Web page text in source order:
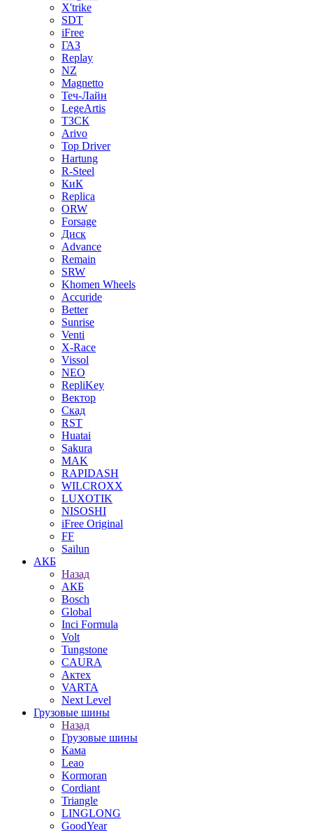
X'trike
SDT
iFree
ГАЗ
Replay
NZ
Magnetto
Теч-Лайн
LegeArtis
ТЗСК
Arivo
Top Driver
Hartung
R-Steel
КиК
Replica
ORW
Forsage
Диск
Advance
Remain
SRW
Khomen Wheels
Accuride
Better
Sunrise
Venti
X-Race
Vissol
NEO
RepliKey
Вектор
Скад
RST
Huatai
Sakura
MAK
RAPIDASH
WILCROXX
LUXOTIK
NISOSHI
iFree Original
FF
Sailun
АКБ
Назад
АКБ
Bosch
Global
Inci Formula
Volt
Tungstone
CAURA
Актех
VARTA
Next Level
Грузовые шины
Назад
Грузовые шины
Кама
Leao
Kormoran
Cordiant
Triangle
LINGLONG
GoodYear